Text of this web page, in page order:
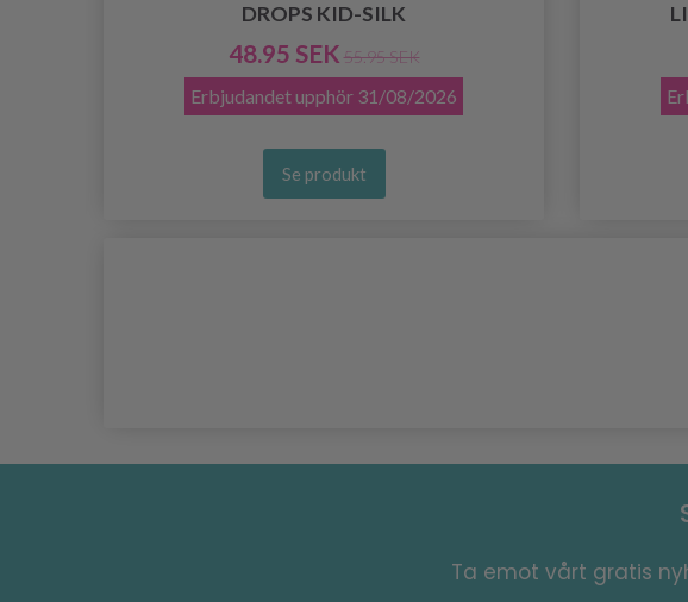
DROPS KID-SILK
48.95 SEK 55.95 SEK
Erbjudandet upphör 31/08/2026
Se produkt
Ta emot vårt gratis